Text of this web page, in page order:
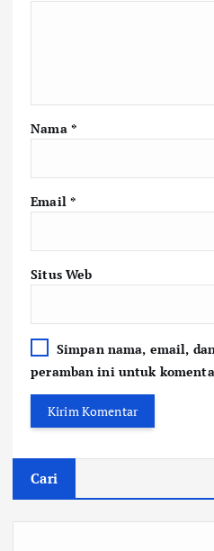
Nama *
Email *
Situs Web
Simpan nama, email,
peramban ini untuk
Cari